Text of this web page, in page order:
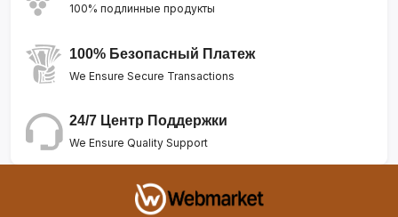
100% подлинные продукты
100% Безопасный Платеж
We Ensure Secure Transactions
24/7 Центр Поддержки
We Ensure Quality Support